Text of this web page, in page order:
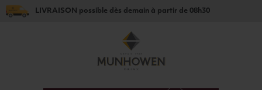
LIVRAISON possible dès demain à partir de 08h30